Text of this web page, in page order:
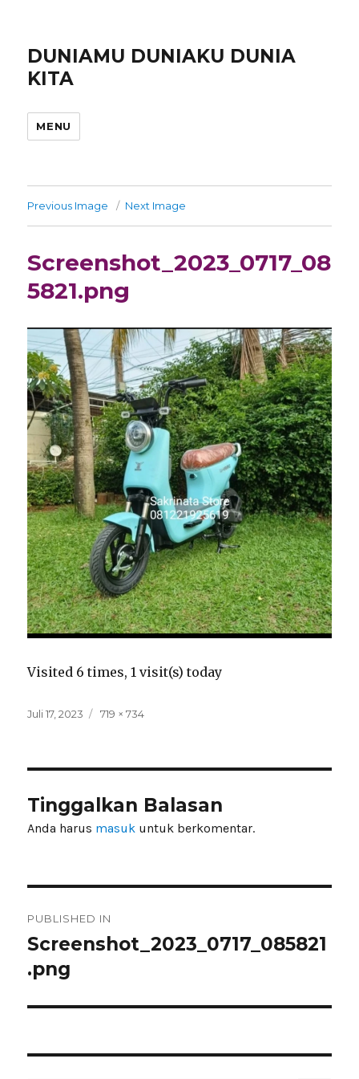
DUNIAMU DUNIAKU DUNIA
KITA
MENU
Previous Image Next Image
Screenshot_2023_0717_08
5821.png
Visited 6 times, 1 visit(s) today
Posted
Juli 17, 2023
Full
719 × 734
Tinggalkan Balasan
Anda harus masuk untuk berkomentar.
pos
PUBLISHED IN
Screenshot_2023_0717_085821
.png